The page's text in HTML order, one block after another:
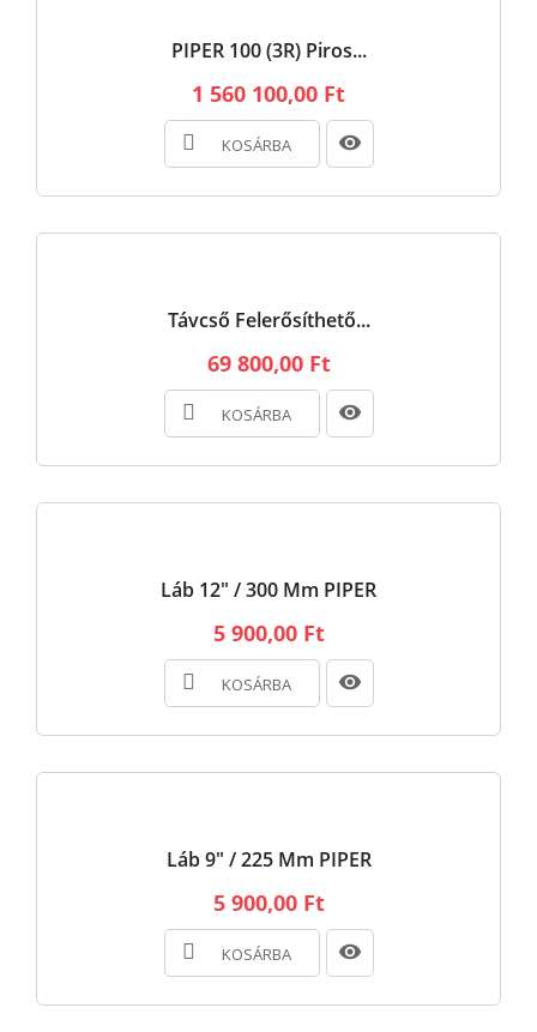
PIPER 100 (3R) Piros...
1 560 100,00 Ft
KOSÁRBA
Távcső Felerősíthető...
69 800,00 Ft
KOSÁRBA
Láb 12" / 300 Mm PIPER
5 900,00 Ft
KOSÁRBA
Láb 9" / 225 Mm PIPER
5 900,00 Ft
KOSÁRBA